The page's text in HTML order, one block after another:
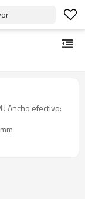
Ancho efectivo: